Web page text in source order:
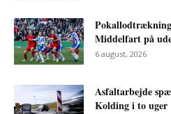
Middelfart på
6 august, 2026
Asfaltarbejde
Kolding i to uger